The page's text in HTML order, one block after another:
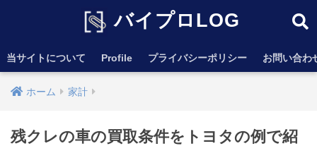
バイプロLOG
当サイトについて Profile プライバシーポリシー お問い合わ
ホーム 家計
残クレの車の買取条件をトヨタの例で紹